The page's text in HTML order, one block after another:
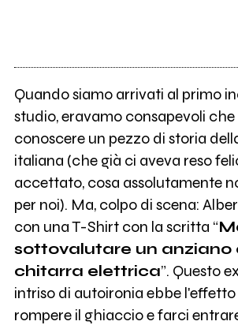
Quando siamo arrivati al primo
studio, eravamo consapevoli
conoscere un pezzo di storia
italiana (che già ci aveva reso
accettato, cosa assolutamente
per noi). Ma, colpo di scena:
con una T-Shirt con la scritta “
sottovalutare un anziano
chitarra elettrica”. Questo
intriso di autoironia ebbe
rompere il ghiaccio e farci